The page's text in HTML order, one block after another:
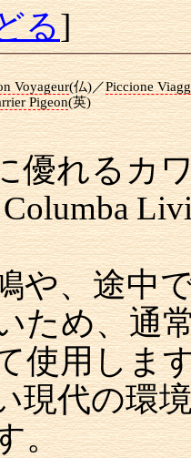
る]
Voyageur(仏)／Piccione
Pigeon(英)
優れるカ
や、途中
ため、通
使用しま
現代の環
。